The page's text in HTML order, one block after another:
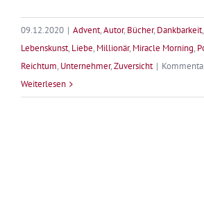
09.12.2020 | Advent,Autor, Bücher, Dankbarkeit,
Lebenskunst, Liebe, Millionär, Miracle Morning,
Reichtum, Unternehmer,Zuversicht |
Weiterlesen